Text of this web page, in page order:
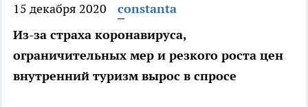
15 декабря 2020
constanta
Из-за страха коронавируса,
ограничительных мер и резкого роста цен
внутренний туризм вырос в спросе